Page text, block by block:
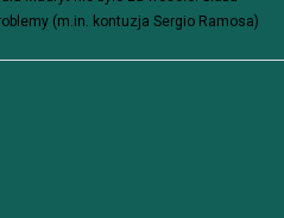
(m.in. kontuzja Sergio Ramosa)